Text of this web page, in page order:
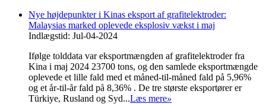
Nye højdepunkter i Kinas eksport af grafitelektroder:
Malaysias marked oplevede eksplosiv vækst i maj
Indlægstid: Jul-04-2024
Ifølge tolddata var eksportmængden af ​​grafitelektroder fra
Kina i maj 2024 23700 tons, og den samlede eksportmængde
oplevede et lille fald med et måned-til-måned fald på 5,96%
og et år-til-år fald på 8,36% . De tre største eksportører er
Türkiye, Rusland og Syd...Læs mere»